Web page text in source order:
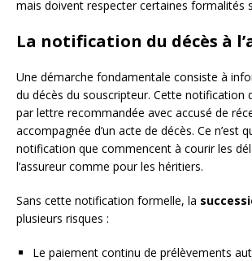
mais doivent respecter certaines formalités
La notification du décès à
Une démarche fondamentale consiste à
du décès du souscripteur. Cette notification
par lettre recommandée avec accusé de
accompagnée d’un acte de décès. Ce n’est
notification que commencent à courir les
l’assureur comme pour les héritiers.
Sans cette notification formelle, la
plusieurs risques :
Le paiement continu de prélèvements